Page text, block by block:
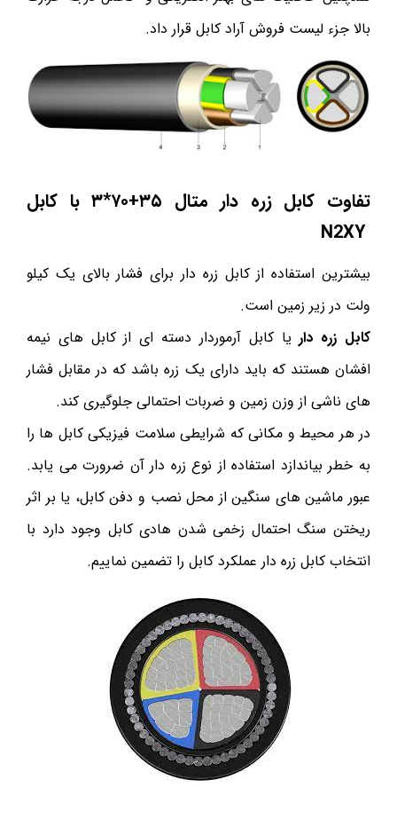
بالا جزء لیست فروش آراد کابل قرار داد.
تفاوت کابل زره دار متال ۳۵+۷۰*۳
با کابل
N2XY
بیشترین استفاده از کابل زره دار برای فشار بالای یک کیلو
ولت در زیر زمین است.
کابل زره دار یا کابل آرموردار دسته ای از کابل های نیمه
افشان هستند که باید دارای یک زره باشد که در مقابل فشار
های ناشی از وزن زمین و ضربات احتمالی جلوگیری کند.
در هر محیط و مکانی که شرایطی سلامت فیزیکی کابل ها را
به خطر بیاندازد استفاده از نوع زره دار آن ضرورت می یابد.
عبور ماشین های سنگین از محل نصب و دفن کابل، یا بر اثر
ریختن سنگ احتمال زخمی شدن هادی کابل وجود دارد با
انتخاب کابل زره دار عملکرد کابل را تضمین نماییم.